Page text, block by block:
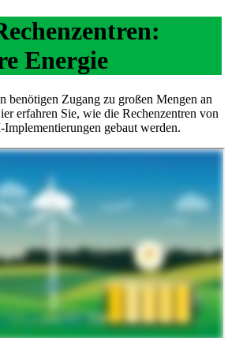
Energie
benötigen Zugang zu großen Mengen an
erfahren Sie, wie die Rechenzentren von
gebaut werden.